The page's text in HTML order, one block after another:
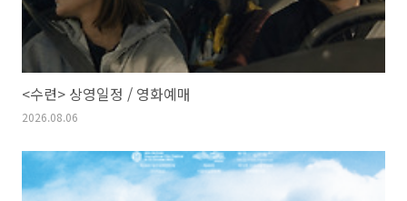
<수련> 상영일정 / 영화예매
2026.08.06